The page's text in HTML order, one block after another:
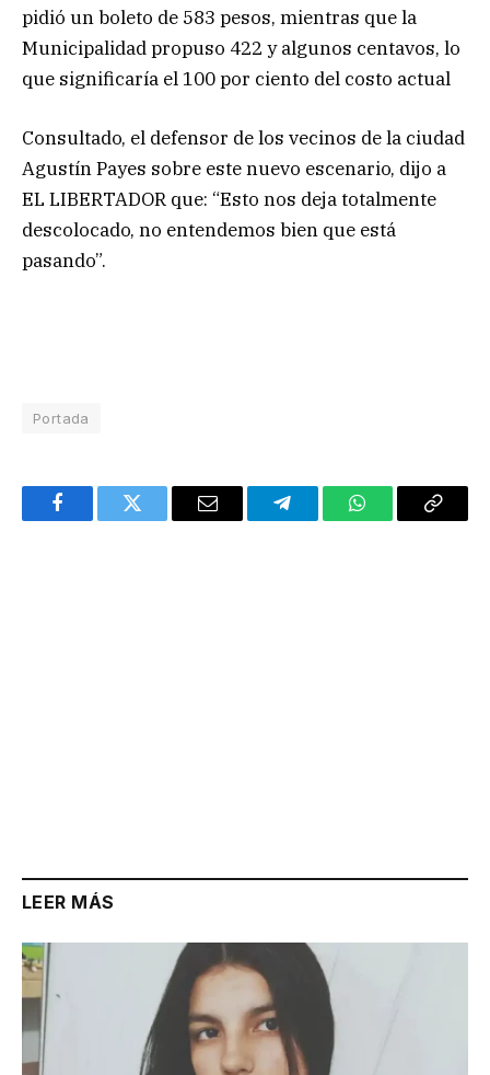
pidió un boleto de 583 pesos, mientras que la
Municipalidad propuso 422 y algunos centavos, lo
que significaría el 100 por ciento del costo actual
Consultado, el defensor de los vecinos de la ciudad
Agustín Payes sobre este nuevo escenario, dijo a
EL LIBERTADOR que: “Esto nos deja totalmente
descolocado, no entendemos bien que está
pasando”.
Portada
FacebookTwitter Email TelegramWhatsAppCopy
LEER MÁS